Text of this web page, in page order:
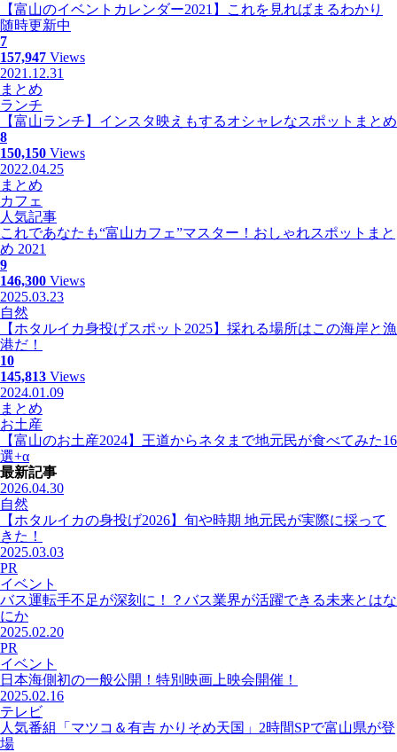
【富山のイベントカレンダー2021】これを見ればまるわかり
随時更新中
7
157,947 Views
2021.12.31
まとめ
ランチ
【富山ランチ】インスタ映えもするオシャレなスポットまとめ
8
150,150 Views
2022.04.25
まとめ
カフェ
人気記事
これであなたも“富山カフェ”マスター！おしゃれスポットまと
め 2021
9
146,300 Views
2025.03.23
自然
【ホタルイカ身投げスポット2025】採れる場所はこの海岸と漁
港だ！
10
145,813 Views
2024.01.09
まとめ
お土産
【富山のお土産2024】王道からネタまで地元民が食べてみた16
選+α
最新記事
2026.04.30
自然
【ホタルイカの身投げ2026】旬や時期 地元民が実際に採って
きた！
2025.03.03
PR
イベント
バス運転手不足が深刻に！？バス業界が活躍できる未来とはな
にか
2025.02.20
PR
イベント
日本海側初の一般公開！特別映画上映会開催！
2025.02.16
テレビ
人気番組「マツコ＆有吉 かりそめ天国」2時間SPで富山県が登
場